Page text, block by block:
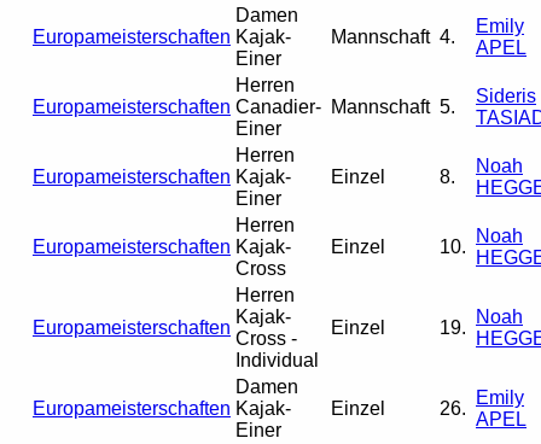
Europameisterschaften
Damen
Kajak-
Einer
Mannschaft 4.
Emily
APEL
Europameisterschaften
Herren
Canadier-
Einer
Mannschaft 5.
Sideris
Europameisterschaften
Herren
Kajak-
Einer
Einzel 8.
Noah
Europameisterschaften
Herren
Kajak-
Cross
Einzel 10.
Noah
Europameisterschaften
Herren
Kajak-
Cross -
Individual
Einzel 19.
Noah
Europameisterschaften
Damen
Kajak-
Einer
Einzel 26.
Emily
APEL